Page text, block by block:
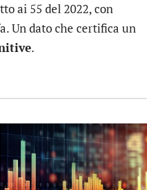
ai 55 del 2022, con
Un dato che certifica un
.